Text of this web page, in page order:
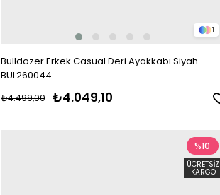
1
Bulldozer Erkek Casual Deri Ayakkabı Siyah
BUL260044
₺4.049,10
₺4.499,00
%10
ÜCRETSIZ
KARGO